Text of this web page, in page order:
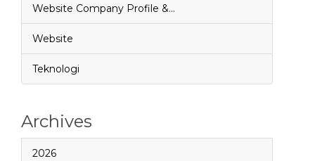
Website Company Profile &…
Website
Teknologi
Archives
2026